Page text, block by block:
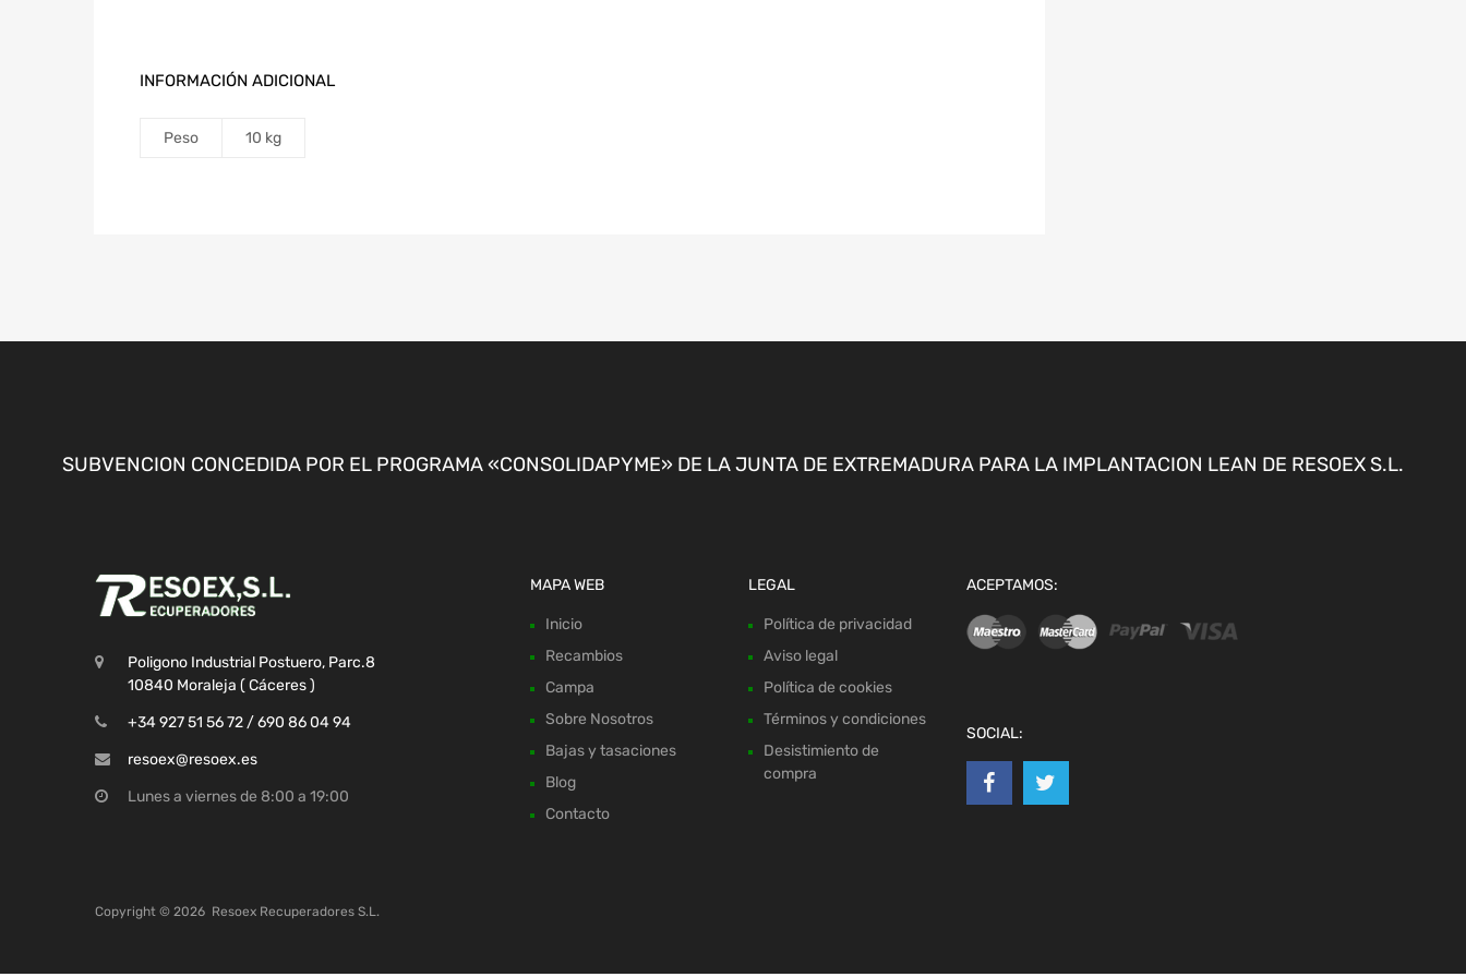
INFORMACIÓN ADICIONAL
Peso 10 kg
SUBVENCION CONCEDIDA POR EL PROGRAMA «CONSOLIDAPYME» DE LA JUNTA DE EXTREMADURA PARA LA IMPLANTACION LEAN DE RESOEX S.L.
Poligono Industrial Postuero, Parc.8
10840 Moraleja ( Cáceres )
+34 927 51 56 72 / 690 86 04 94
resoex@resoex.es
Lunes a viernes de 8:00 a 19:00
MAPA WEB
Inicio
Recambios
Campa
Sobre Nosotros
Bajas y tasaciones
Blog
Contacto
LEGAL
Política de privacidad
Aviso legal
Política de cookies
Términos y condiciones
Desistimiento de
compra
ACEPTAMOS:
SOCIAL:
Copyright © 2026 Resoex Recuperadores S.L.